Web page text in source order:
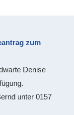
zum
Denise
unter 0157